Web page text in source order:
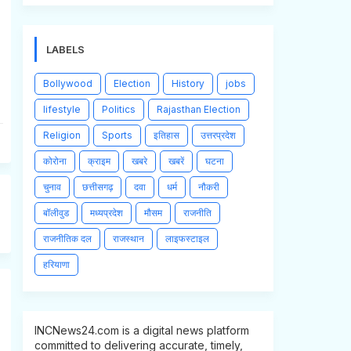
LABELS
Bollywood Election History jobs
lifestyle Politics Rajasthan Election
Religion Sports इतिहास उत्तरप्रदेश
कोरोना क्राइम खबरे खबरें घटना
चुनाव छत्तीसगढ़ दवा धर्म नौकरी
बॉलीवुड मध्यप्रदेश मौसम राजनीति
राजनीतिक दल राजस्थान लाइफस्टाइल
हरियाणा
INCNews24.com is a digital news platform
committed to delivering accurate, timely,